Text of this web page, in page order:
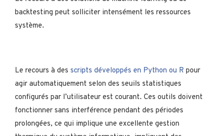
backtesting peut solliciter intensément les ressources
système.
Le recours à des scripts développés en Python ou R pour
agir automatiquement selon des seuils statistiques
configurés par l’utilisateur est courant. Ces outils doivent
fonctionner sans interférence pendant des périodes
prolongées, ce qui implique une excellente gestion